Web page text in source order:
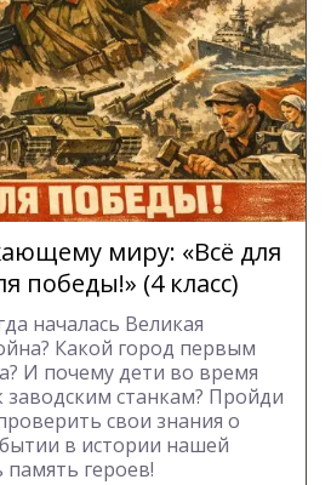
миру: «Всё для
победы!» (4 класс)
началась Великая
Какой город первым
И почему дети во время
заводским станкам? Пройди
свои знания о
в истории нашей
героев!